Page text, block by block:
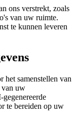
ons verstrekt, zoals
van uw ruimte.
te kunnen leveren
samenstellen van
van uw
te bereiden op uw